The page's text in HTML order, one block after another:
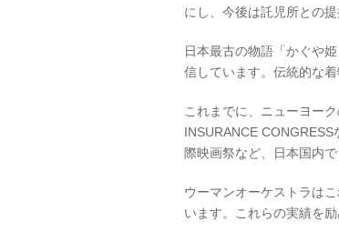
にし、今後は託児所との
日本最古の物語「かぐや
信しています。伝統的な
これまでに、ニューヨー
INSURANCE
際映画祭など、日本国内
ウーマンオーケストラは
います。これらの実績を